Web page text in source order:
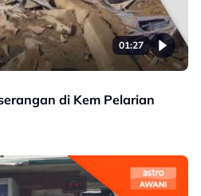
01:27
di Kem Pelarian